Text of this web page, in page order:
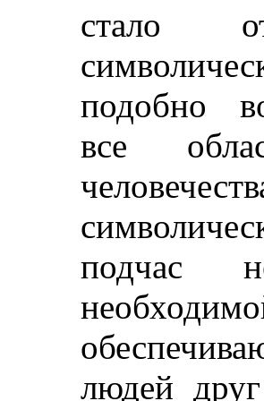
стало
подобно
все
подчас
людей